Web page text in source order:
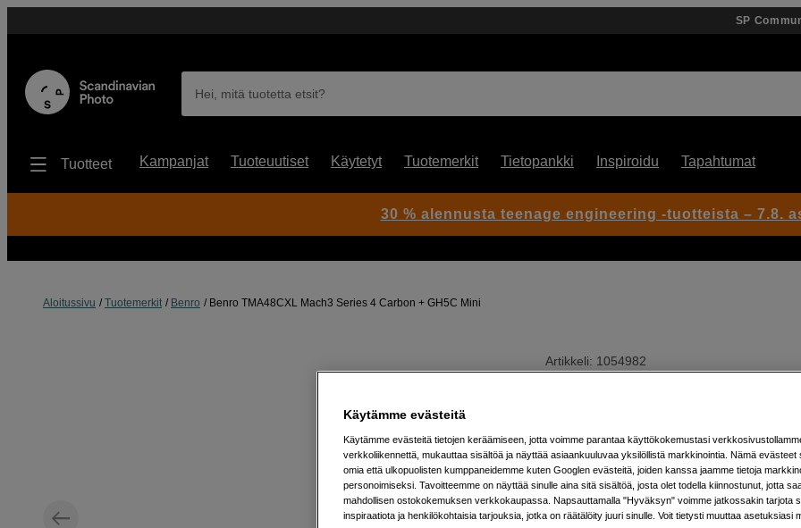
SP
Hei, mitä tuotetta etsit?
Tuotteet Kampanjat Tuoteuutiset Käytetyt Tuotemerkit Tietopankki Inspiroidu Tapahtumat
Aloitussivu Tuotemerkit Benro Benro TMA48CXL Mach3 Series 4 Carbon + GH5C Mini
Artikkeli: 1054982
Benro TMA48CXL Mach3 Series 4 Carbon +
Mini
Verkkokauppa:Varastossa
30 % alennusta teenage engineering -tuotteista – 7.8.
Käytämme evästeitä
Käytämme evästeitä tietojen keräämiseen, jotta voimme parantaa käyttökokemustasi
verkkoliikennettä, mukauttaa sisältöä ja näyttää asiaankuuluvaa yksilöllistä markkinointia. Nämä evästeet
omia että ulkopuolisten kumppaneidemme kuten Googlen evästeitä, joiden kanssa jaamme tietoja
personoimiseksi. Tavoitteemme on näyttää sinulle aina sitä sisältöä, josta olet todella kiinnostunut, jotta
mahdollisen ostokokemuksen verkkokaupassa. Napsauttamalla "Hyväksyn" voimme jatkossakin tarjota
inspiraatiota ja henkilökohtaisia tarjouksia, jotka on räätälöity juuri sinulle. Voit tietysti muuttaa asetuksiasi